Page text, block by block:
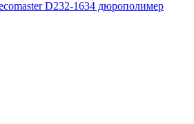
D232-1634 дюрополимер